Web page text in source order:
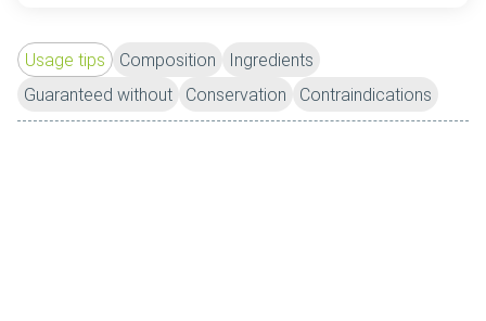
Usage tips Composition
Ingredients
Guaranteed without
Conservation Contraindications